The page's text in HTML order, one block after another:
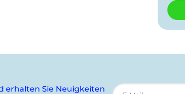
erhalten Sie Neuigkeiten